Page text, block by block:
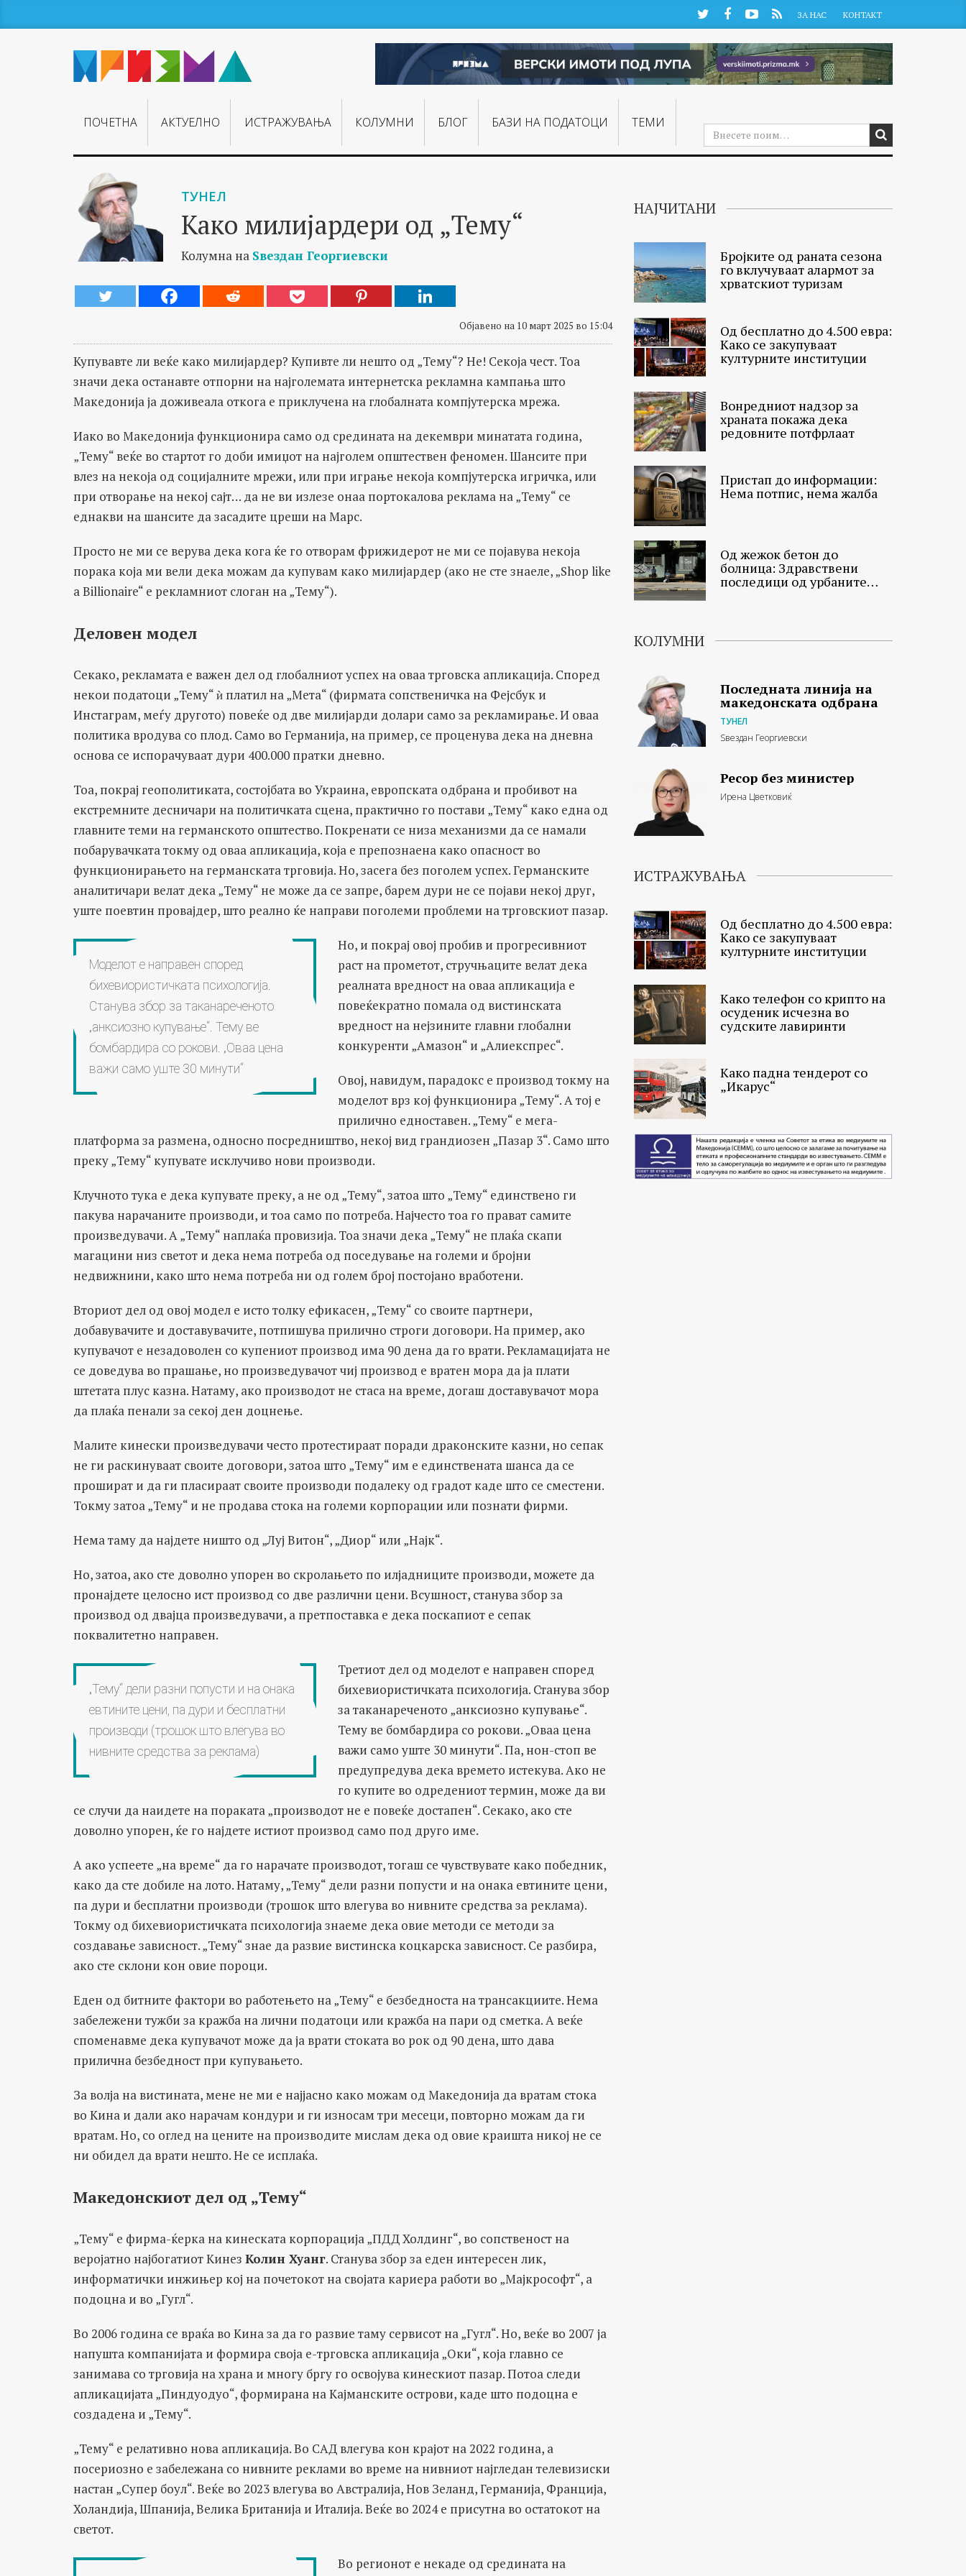
TwitterFacebookYouTube
RSS ЗА НАС КОНТАКТ
ПОЧЕТНА АКТУЕЛНО ИСТРАЖУВАЊA КОЛУМНИ БЛОГ БАЗИ НА ПОДАТОЦИ ТЕМИ
ТУНЕЛ
Како милијардери од „Тему“
Колумна на Ѕвездан Георгиевски
Објавено на 10 март 2025 во 15:04
Купувавте ли веќе како милијардер? Купивте ли нешто од „Тему“? Не! Секоја чест. Тоа
значи дека останавте отпорни на најголемата интернетска рекламна кампања што
Македонија ја доживеала откога е приклучена на глобалната компјутерска мрежа.
Иако во Македонија функционира само од средината на декември минатата година,
„Тему“ веќе во стартот го доби имиџот на најголем општествен феномен. Шансите при
влез на некоја од социјалните мрежи, или при играње некоја компјутерска игричка, или
при отворање на некој сајт… да не ви излезе онаа портокалова реклама на „Тему“ се
еднакви на шансите да засадите цреши на Марс.
Просто не ми се верува дека кога ќе го отворам фрижидерот не ми се појавува некоја
порака која ми вели дека можам да купувам како милијардер (ако не сте знаеле, „Shop like
a Billionaire“ е рекламниот слоган на „Тему“).
Деловен модел
Секако, рекламата е важен дел од глобалниот успех на оваа трговска апликација. Според
некои податоци „Тему“ ѝ платил на „Мета“ (фирмата сопственичка на Фејсбук и
Инстаграм, меѓу другото) повеќе од две милијарди долари само за рекламирање. И оваа
политика вродува со плод. Само во Германија, на пример, се проценува дека на дневна
основа се испорачуваат дури 400.000 пратки дневно.
Тоа, покрај геополитиката, состојбата во Украина, европската одбрана и пробивот на
екстремните десничари на политичката сцена, практично го постави „Тему“ како една од
главните теми на германското општество. Покренати се низа механизми да се намали
побарувачката токму од оваа апликација, која е препознаена како опасност во
функционирањето на германската трговија. Но, засега без поголем успех. Германските
аналитичари велат дека „Тему“ не може да се запре, барем дури не се појави некој друг,
уште поевтин провајдер, што реално ќе направи поголеми проблеми на трговскиот пазар.
Моделот е направен според
бихевиористичката психологија.
Станува збор за таканареченото
„анксиозно купување“. Тему ве
бомбардира со рокови. „Оваа цена
важи само уште 30 минути“
Но, и покрај овој пробив и прогресивниот
раст на прометот, стручњаците велат дека
реалната вредност на оваа апликација е
повеќекратно помала од вистинската
вредност на нејзините главни глобални
конкуренти „Амазон“ и „Алиекспрес“.
Овој, навидум, парадокс е производ токму на
моделот врз кој функционира „Тему“. А тој е
прилично едноставен. „Тему“ е мега-
платформа за размена, односно посредништво, некој вид грандиозен „Пазар 3“. Само што
преку „Тему“ купувате исклучиво нови производи.
Клучното тука е дека купувате преку, а не од „Тему“, затоа што „Тему“ единствено ги
пакува нарачаните производи, и тоа само по потреба. Најчесто тоа го прават самите
произведувачи. А „Тему“ наплаќа провизија. Тоа значи дека „Тему“ не плаќа скапи
магацини низ светот и дека нема потреба од поседување на големи и бројни
недвижнини, како што нема потреба ни од голем број постојано вработени.
Вториот дел од овој модел е исто толку ефикасен, „Тему“ со своите партнери,
добавувачите и доставувачите, потпишува прилично строги договори. На пример, ако
купувачот е незадоволен со купениот производ има 90 дена да го врати. Рекламацијата не
се доведува во прашање, но произведувачот чиј производ е вратен мора да ја плати
штетата плус казна. Натаму, ако производот не стаса на време, догаш доставувачот мора
да плаќа пенали за секој ден доцнење.
Малите кинески произведувачи често протестираат поради драконските казни, но сепак
не ги раскинуваат своите договори, затоа што „Тему“ им е единствената шанса да се
прошират и да ги пласираат своите производи подалеку од градот каде што се сместени.
Токму затоа „Тему“ и не продава стока на големи корпорации или познати фирми.
Нема таму да најдете ништо од „Луј Витон“, „Диор“ или „Најк“.
Но, затоа, ако сте доволно упорен во скролањето по илјадниците производи, можете да
пронајдете целосно ист производ со две различни цени. Всушност, станува збор за
производ од двајца произведувачи, а претпоставка е дека поскапиот е сепак
поквалитетно направен.
„Тему“ дели разни попусти и на онака
евтините цени, па дури и бесплатни
производи (трошок што влегува во
нивните средства за реклама)
Третиот дел од моделот е направен според
бихевиористичката психологија. Станува збор
за таканареченото „анксиозно купување“.
Тему ве бомбардира со рокови. „Оваа цена
важи само уште 30 минути“. Па, нон-стоп ве
предупредува дека времето истекува. Ако не
го купите во одредениот термин, може да ви
се случи да наидете на пораката „производот не е повеќе достапен“. Секако, ако сте
доволно упорен, ќе го најдете истиот производ само под друго име.
А ако успеете „на време“ да го нарачате производот, тогаш се чувствувате како победник,
како да сте добиле на лото. Натаму, „Тему“ дели разни попусти и на онака евтините цени,
па дури и бесплатни производи (трошок што влегува во нивните средства за реклама).
Токму од бихевиористичката психологија знаеме дека овие методи се методи за
создавање зависност. „Тему“ знае да развие вистинска коцкарска зависност. Се разбира,
ако сте склони кон овие пороци.
Еден од битните фактори во работењето на „Тему“ е безбедноста на трансакциите. Нема
забележени тужби за кражба на лични податоци или кражба на пари од сметка. А веќе
споменавме дека купувачот може да ја врати стоката во рок од 90 дена, што дава
прилична безбедност при купувањето.
За волја на вистината, мене не ми е најјасно како можам од Македонија да вратам стока
во Кина и дали ако нарачам кондури и ги износам три месеци, повторно можам да ги
вратам. Но, со оглед на цените на производите мислам дека од овие краишта никој не се
ни обидел да врати нешто. Не се исплаќа.
Македонскиот дел од „Тему“
„Тему“ е фирма-ќерка на кинеската корпорација „ПДД Холдинг“, во сопственост на
веројатно најбогатиот Кинез Колин Хуанг. Станува збор за еден интересен лик,
информатички инжињер кој на почетокот на својата кариера работи во „Мајкрософт“, а
подоцна и во „Гугл“.
Во 2006 година се враќа во Кина за да го развие таму сервисот на „Гугл“. Но, веќе во 2007 ја
напушта компанијата и формира своја е-трговска апликација „Оки“, која главно се
занимава со трговија на храна и многу бргу го освојува кинескиот пазар. Потоа следи
апликацијата „Пиндуодуо“, формирана на Кајманските острови, каде што подоцна е
создадена и „Тему“.
„Тему“ е релативно нова апликација. Во САД влегува кон крајот на 2022 година, а
посериозно е забележана со нивните реклами во време на нивниот најгледан телевизиски
настан „Супер боул“. Веќе во 2023 влегува во Австралија, Нов Зеланд, Германија, Франција,
Холандија, Шпанија, Велика Британија и Италија. Веќе во 2024 е присутна во остатокот на
светот.
Во регионот е некаде од средината на
НАЈЧИТАНИ
Бројките од раната сезона
го вклучуваат алармот за
хрватскиот туризам
Од бесплатно до 4.500 евра:
Како се закупуваат
културните институции
Вонредниот надзор за
храната покажа дека
редовните потфрлаат
Пристап до информации:
Нема потпис, нема жалба
Од жежок бетон до
болница: Здравствени
последици од урбаните
КОЛУМНИ
Последната линија на
македонската одбрана
ТУНЕЛ
Ѕвездан Георгиевски
Ресор без министер
Ирена Цветковиќ
ИСТРАЖУВАЊА
Од бесплатно до 4.500 евра:
Како се закупуваат
културните институции
Како телефон со крипто на
осуденик исчезна во
судските лавиринти
Како падна тендерот со
„Икарус“